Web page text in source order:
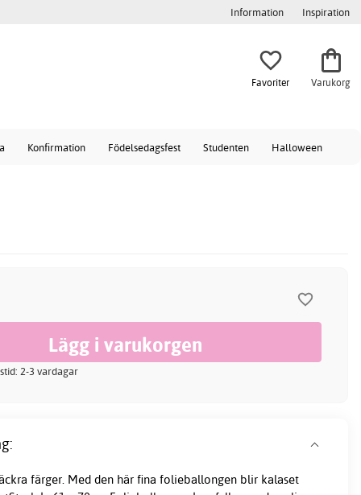
Information Inspiration
Favoriter Varukorg
Konfirmation Födelsedagsfest Studenten Halloween
2-3 vardagar
färger. Med den här fina folieballongen blir kalaset